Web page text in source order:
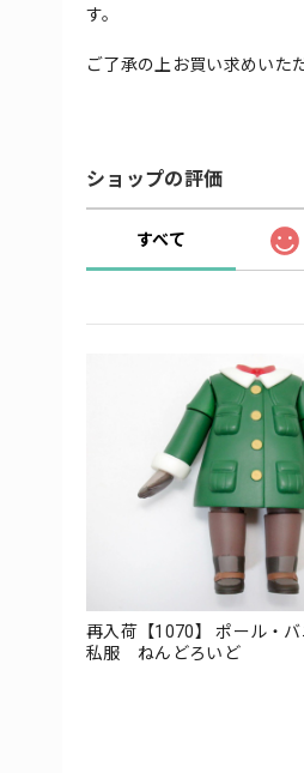
す。
ご了承の上お買い求めいた
ショップの評価
すべて
再入荷【1070】 ポール・
私服 ねんどろいど